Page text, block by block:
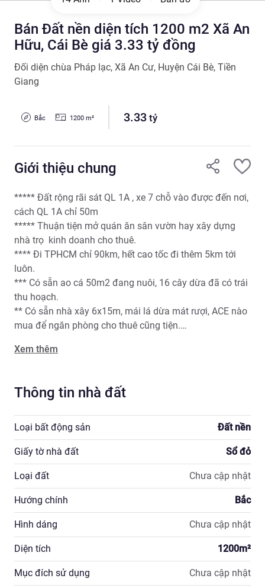
Bán Đất nền diện tích 1200 m2 Xã An
Hữu, Cái Bè giá 3.33 tỷ đồng
Đối diện chùa Pháp lạc, Xã An Cư, Huyện Cái Bè, Tiền
Giang
Bắc 1200 m² 3.33 tỷ
Giới thiệu chung
***** Đất rộng rãi sát QL 1A , xe 7 chỗ vào được đến nơi,
cách QL 1A chỉ 50m
***** Thuận tiện mở quán ăn sân vườn hay xây dựng
nhà trọ  kinh doanh cho thuê.
**** Đi TPHCM chỉ 90km, hết cao tốc đi thêm 5km tới
luôn.
*** Có sẵn ao cá 50m2 đang nuôi, 16 cây dừa đã có trái
thu hoạch.
** Có sẵn nhà xây 6x15m, mái lá dừa mát rượi, ACE nào
mua để ngăn phòng cho thuê cũng tiện.
thuê trong khu Công Nghiệp kế bên, ACE nào cần file bản
tiền QL 1A ... thì giá sẽ tăng gấp 5 lần .
Xem thêm
Thông tin nhà đất
Loại bất động sản Đất nền
Giấy tờ nhà đất Sổ đỏ
Loại đất Chưa cập nhật
Hướng chính Bắc
Hình dáng Chưa cập nhật
Diện tích 1200m²
Mục đích sử dụng Chưa cập nhật